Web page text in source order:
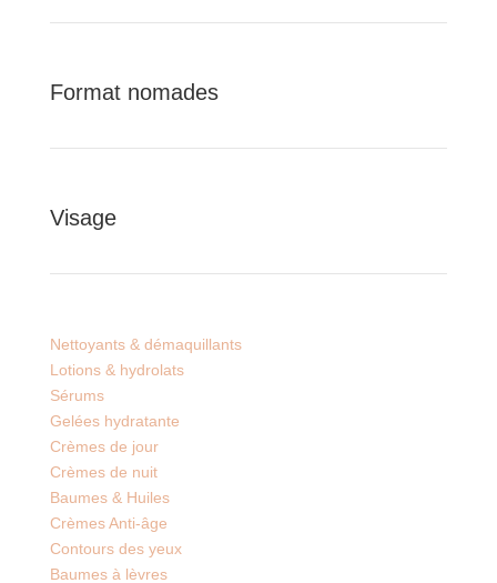
Format nomades
Visage
Nettoyants & démaquillants
Lotions & hydrolats
Sérums
Gelées hydratante
Crèmes de jour
Crèmes de nuit
Baumes & Huiles
Crèmes Anti-âge
Contours des yeux
Baumes à lèvres